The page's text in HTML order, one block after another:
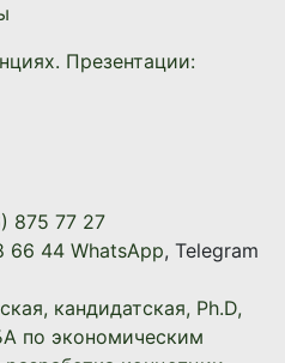
Презентации:
875 77 27
66 44 WhatsApp, Telegram
кандидатская, Ph.D,
по экономическим